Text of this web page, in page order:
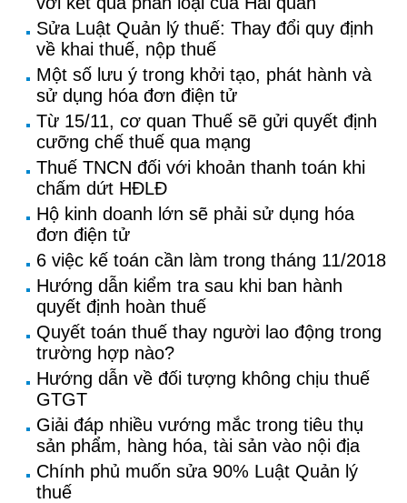
Sửa Luật Quản lý thuế: Thay đổi quy định
về khai thuế, nộp thuế
Một số lưu ý trong khởi tạo, phát hành và
sử dụng hóa đơn điện tử
Từ 15/11, cơ quan Thuế sẽ gửi quyết định
cưỡng chế thuế qua mạng
Thuế TNCN đối với khoản thanh toán khi
chấm dứt HĐLĐ
Hộ kinh doanh lớn sẽ phải sử dụng hóa
đơn điện tử
6 việc kế toán cần làm trong tháng 11/2018
Hướng dẫn kiểm tra sau khi ban hành
quyết định hoàn thuế
Quyết toán thuế thay người lao động trong
trường hợp nào?
Hướng dẫn về đối tượng không chịu thuế
GTGT
Giải đáp nhiều vướng mắc trong tiêu thụ
sản phẩm, hàng hóa, tài sản vào nội địa
Chính phủ muốn sửa 90% Luật Quản lý
thuế